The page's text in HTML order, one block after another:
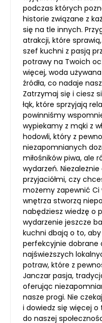
podczas których
historie związane z
się na tle innych.
atrakcji, które
szef kuchni z pasją
potrawy na Twoich
więcej, woda
źródła, co nadaje
Zatrzymaj się i ciesz
łąk, które sprzyjają
powinniśmy
wypiekamy z mąki z
hodowli, który z
niezapomnianych
miłośników piwa, ale
wydarzeń.
przyjaciółmi, czy
możemy zapewnić Ci
wnętrza stworzą
nabędziesz wiedzę o
wydarzenie jeszcze
kuchni dbają o to,
perfekcyjnie dobrane
najświeższych
potraw, które z
Janczar pasja,
oferując
nasze progi. Nie
i dowiedz się więcej o
do naszej